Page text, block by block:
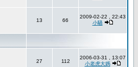
13 66
2009-02-22 , 22:43
小騷
27 112
2006-03-31 , 13:07
小老虎大媽